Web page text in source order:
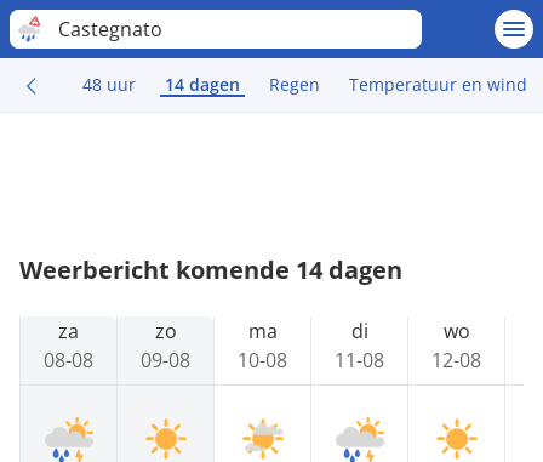
Castegnato
48 uur 14 dagen Regen Temperatuur en wind
Weerbericht komende 14 dagen
za
08-08
zo
09-08
ma
10-08
di
11-08
wo
12-08